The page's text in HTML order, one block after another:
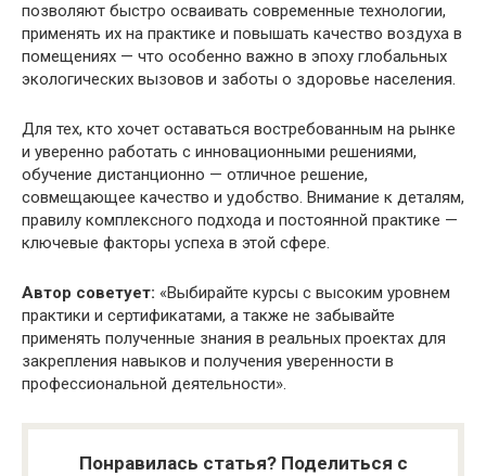
позволяют быстро осваивать современные технологии,
применять их на практике и повышать качество воздуха в
помещениях — что особенно важно в эпоху глобальных
экологических вызовов и заботы о здоровье населения.
Для тех, кто хочет оставаться востребованным на рынке
и уверенно работать с инновационными решениями,
обучение дистанционно — отличное решение,
совмещающее качество и удобство. Внимание к деталям,
правилу комплексного подхода и постоянной практике —
ключевые факторы успеха в этой сфере.
Автор советует: «Выбирайте курсы с высоким уровнем
практики и сертификатами, а также не забывайте
применять полученные знания в реальных проектах для
закрепления навыков и получения уверенности в
профессиональной деятельности».
Понравилась статья? Поделиться с